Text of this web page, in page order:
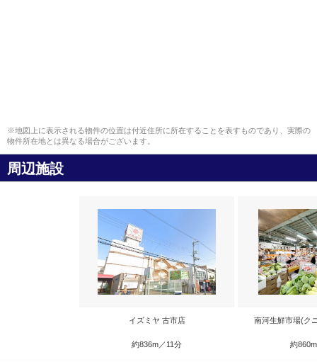
※地図上に表示される物件の位置は付近住所に所在することを表すものであり、実際の
物件所在地とは異なる場合がございます。
周辺施設
イズミヤ 古市店
約836m／11分
南河生鮮市場(ク
約